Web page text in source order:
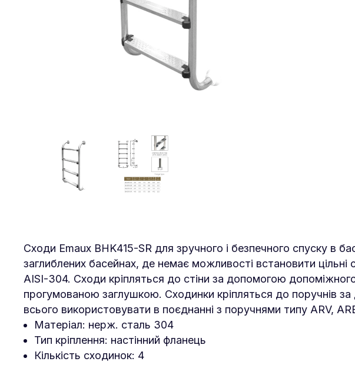
Сходи Emaux BHK415-SR для зручного і безпечного спуску в
заглиблених басейнах, де немає можливості встановити
AISI-304. Сходи кріпляться до стіни за допомогою
прогумованою заглушкою. Сходинки кріпляться до поручнів
всього використовувати в поєднанні з поручнями типу ARV,
Матеріал: нерж. сталь 304
Тип кріплення: настінний фланець
Кількість сходинок: 4